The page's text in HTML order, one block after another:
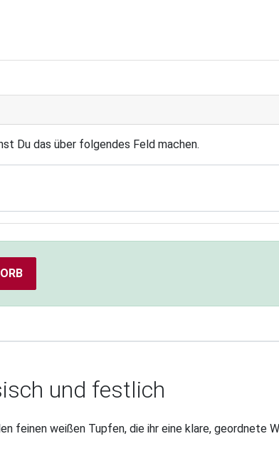
Du das über folgendes Feld machen.
und festlich
feinen weißen Tupfen, die ihr eine klare, geordnete